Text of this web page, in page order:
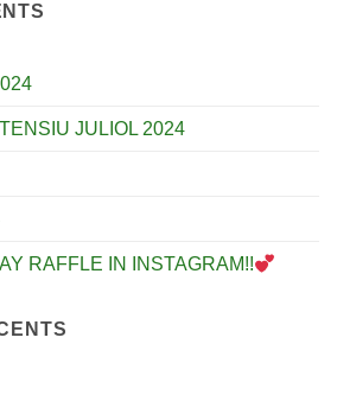
JULIOL 2024
RAFFLE IN INSTAGRAM!!